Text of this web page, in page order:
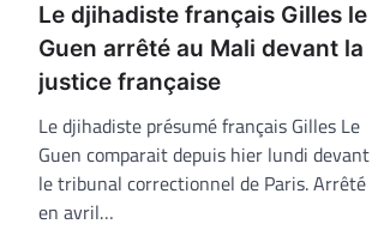
Le djihadiste français Gilles le
Guen arrêté au Mali devant la
justice française
Le djihadiste présumé français Gilles Le
Guen comparait depuis hier lundi devant
le tribunal correctionnel de Paris. Arrêté
en avril…